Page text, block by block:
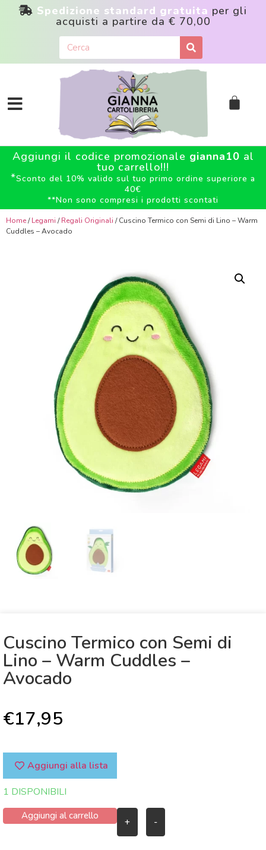
Spedizione standard gratuita per gli
acquisti a partire da € 70,00
Aggiungi il codice promozionale gianna10 al
tuo carrello!!!
*Sconto del 10% valido sul tuo primo ordine superiore a
40€
**Non sono compresi i prodotti scontati
Home/Legami /Regali Originali / Cuscino Termico con Semi di Lino – Warm
Cuddles – Avocado
Cuscino Termico con Semi di
Lino – Warm Cuddles –
Avocado
€17,95
Aggiungi alla lista
1 DISPONIBILI
+ -
Aggiungi al carrello